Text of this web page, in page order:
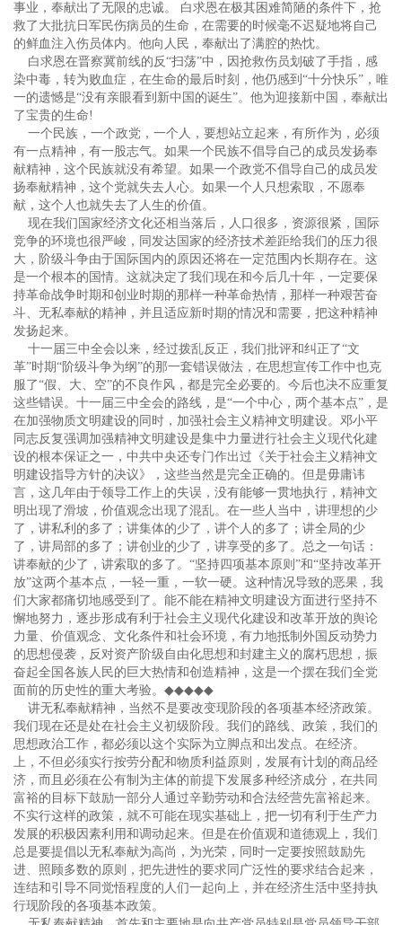
事业，奉献出了无限的忠诚。 白求恩在极其困难简陋的条件下，抢
救了大批抗日军民伤病员的生命，在需要的时候毫不迟疑地将自己
的鲜血注入伤员体内。他向人民，奉献出了满腔的热忱。
白求恩在晋察冀前线的反“扫荡”中，因抢救伤员划破了手指，感
染中毒，转为败血症，在生命的最后时刻，他仍感到“十分快乐”，唯
一的遗憾是“没有亲眼看到新中国的诞生”。他为迎接新中国，奉献出
了宝贵的生命!
一个民族，一个政党，一个人，要想站立起来，有所作为，必须
有一点精神，有一股志气。如果一个民族不倡导自己的成员发扬奉
献精神，这个民族就没有希望。如果一个政党不倡导自己的成员发
扬奉献精神，这个党就失去人心。如果一个人只想索取，不愿奉
献，这个人也就失去了人生的价值。
现在我们国家经济文化还相当落后，人口很多，资源很紧，国际
竞争的环境也很严峻，同发达国家的经济技术差距给我们的压力很
大，阶级斗争由于国际国内的原因还将在一定范围内长期存在。这
是一个根本的国情。这就决定了我们现在和今后几十年，一定要保
持革命战争时期和创业时期的那样一种革命热情，那样一种艰苦奋
斗、无私奉献的精神，并且适应新时期的情况和需要，把这种精神
发扬起来。
十一届三中全会以来，经过拨乱反正，我们批评和纠正了“文
革”时期“阶级斗争为纲”的那一套错误做法，在思想宣传工作中也克
服了“假、大、空”的不良作风，都是完全必要的。今后也决不应重复
这些错误。十一届三中全会的路线，是“一个中心，两个基本点”，是
在加强物质文明建设的同时，加强社会主义精神文明建设。邓小平
同志反复强调加强精神文明建设是集中力量进行社会主义现代化建
设的根本保证之一，中共中央还专门作出过《关于社会主义精神文
明建设指导方针的决议》，这些当然是完全正确的。但是毋庸讳
言，这几年由于领导工作上的失误，没有能够一贯地执行，精神文
明出现了滑坡，价值观念出现了混乱。在一些人当中，讲理想的少
了，讲私利的多了；讲集体的少了，讲个人的多了；讲全局的少
了，讲局部的多了；讲创业的少了，讲享受的多了。总之一句话：
讲奉献的少了，讲索取的多了。“坚持四项基本原则”和“坚持改革开
放”这两个基本点，一轻一重，一软一硬。这种情况导致的恶果，我
们大家都痛切地感受到了。能不能在精神文明建设方面进行坚持不
懈地努力，逐步形成有利于社会主义现代化建设和改革开放的舆论
力量、价值观念、文化条件和社会环境，有力地抵制外国反动势力
的思想侵袭，反对资产阶级自由化思想和封建主义的腐朽思想，振
奋起全国各族人民的巨大热情和创造精神，这是一个摆在我们全党
面前的历史性的重大考验。 ◆◆◆◆◆
讲无私奉献精神，当然不是要改变现阶段的各项基本经济政策。
我们现在还是处在社会主义初级阶段。我们的路线、政策，我们的
思想政治工作，都必须以这个实际为立脚点和出发点。在经济。
上，不但必须实行按劳分配和物质利益原则，发展有计划的商品经
济，而且必须在公有制为主体的前提下发展多种经济成分，在共同
富裕的目标下鼓励一部分人通过辛勤劳动和合法经营先富裕起来。
不实行这样的政策，就不可能在现实基础上，把一切有利于生产力
发展的积极因素利用和调动起来。但是在价值观和道德观上，我们
总是要提倡以无私奉献为高尚，为光荣，同时一定要按照鼓励先
进、照顾多数的原则，把先进性的要求同广泛性的要求结合起来，
连结和引导不同觉悟程度的人们一起向上，并在经济生活中坚持执
行现阶段的各项基本政策。